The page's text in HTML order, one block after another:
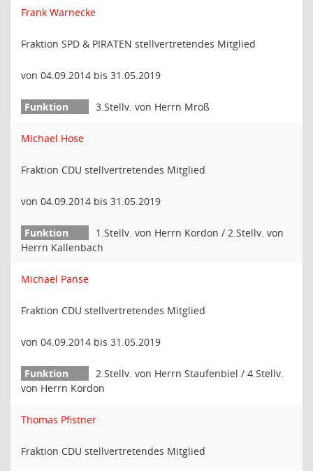
Frank Warnecke
Fraktion SPD & PIRATEN stellvertretendes Mitglied
von 04.09.2014 bis 31.05.2019
3.Stellv. von Herrn Mroß
Michael Hose
Fraktion CDU stellvertretendes Mitglied
von 04.09.2014 bis 31.05.2019
1.Stellv. von Herrn Kordon / 2.Stellv. von
Herrn Kallenbach
Michael Panse
Fraktion CDU stellvertretendes Mitglied
von 04.09.2014 bis 31.05.2019
2.Stellv. von Herrn Staufenbiel / 4.Stellv.
von Herrn Kordon
Thomas Pfistner
Fraktion CDU stellvertretendes Mitglied